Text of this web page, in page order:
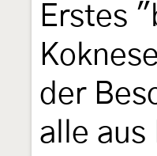
Erstes
der
alle aus